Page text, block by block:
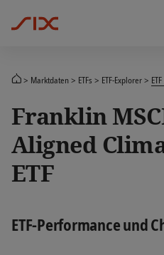
Marktdaten ETFs ETF-Explorer
Franklin
Aligned
ETF
ETF-Performance und